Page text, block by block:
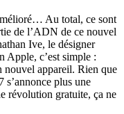
Au total, ce sont
de l’ADN de ce nouvel
Ive, le désigner
Apple, c’est simple :
nouvel appareil. Rien que
s’annonce plus une
révolution gratuite, ça ne